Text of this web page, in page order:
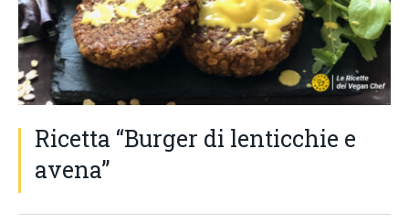
Ricetta “Burger di lenticchie e
avena”